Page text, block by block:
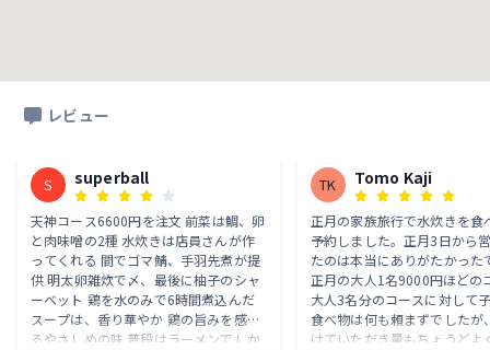
レビュー
S superball
天神コース6600円を注文 前菜は鯛、卵
と肉味噌の2種 水炊きは店員さんが作
ってくれる 間でゴマ鯖、手羽先煮が提
供 明太卵雑炊で〆、最後に柚子のシャ
ーベット 鶏を水のみで6時間煮込んだ
スープは、香り華やか 鶏の旨みを感じ
るやさしめの味 普段はラーメンでしか
TK Tomo Kaji
正月の家族旅行で水炊きを食
予約しました。正月3日から
たのは本当にありがたかった
正月の大人1名9000円ほどの
大人3名分のコースに対して
食べ物は何も頼まずでしたが
けていただき量もちょうどよ